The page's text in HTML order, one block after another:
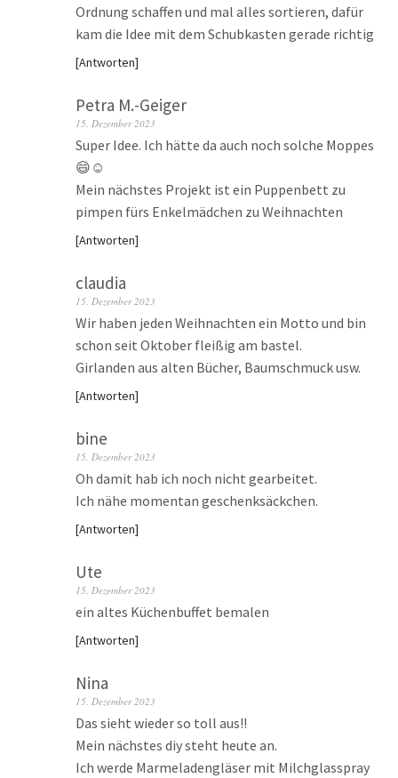
Ordnung schaffen und mal alles sortieren, dafür
kam die Idee mit dem Schubkasten gerade richtig
Antworten
Petra M.-Geiger
15. Dezember 2023
Super Idee. Ich hätte da auch noch solche Moppes
😄☺️
Mein nächstes Projekt ist ein Puppenbett zu
pimpen fürs Enkelmädchen zu Weihnachten
Antworten
claudia
15. Dezember 2023
Wir haben jeden Weihnachten ein Motto und bin
schon seit Oktober fleißig am bastel.
Girlanden aus alten Bücher, Baumschmuck usw.
Antworten
bine
15. Dezember 2023
Oh damit hab ich noch nicht gearbeitet.
Ich nähe momentan geschenksäckchen.
Antworten
Ute
15. Dezember 2023
ein altes Küchenbuffet bemalen
Antworten
Nina
15. Dezember 2023
Das sieht wieder so toll aus!!
Mein nächstes diy steht heute an.
Ich werde Marmeladengläser mit Milchglasspray